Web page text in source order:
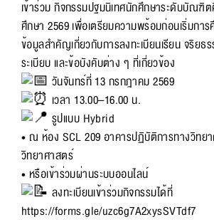
เข้าร่วม กิจกรรมปฐมนิเทศนักศึกษาระดับบัณฑิ
ศึกษา 2569 เพื่อเตรียมความพร้อมก่อนเริ่มกา
ข้อมูลสำคัญเกี่ยวกับการลงทะเบียนเรียน จริยธ
ระเบียบ และข้อบังคับต่าง ๆ ที่เกี่ยวข้อง
วันจันทร์ที่ 13 กรกฎาคม 2569
เวลา 13.00–16.00 น.
รูปแบบ Hybrid
• ณ ห้อง SCL 209 อาคารปฏิบัติการทางวิท
วิทยาศาสตร์
• หรือเข้าร่วมผ่านระบบออนไลน์
ลงทะเบียนเข้าร่วมกิจกรรมได้ที่
https://forms.gle/uzc6g7A2xysSVTdf7